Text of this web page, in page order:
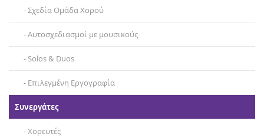
Σχεδία Ομάδα Χορού
Αυτοσχεδιασμοί με μουσικούς
Solos & Duos
Επιλεγμένη Εργογραφία
Συνεργάτες
Χορευτές